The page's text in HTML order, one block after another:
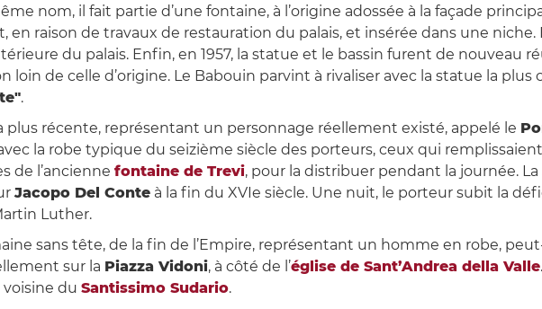
nom, il fait partie d’une fontaine, à l’origine adossée à la façade
raison de travaux de restauration du palais, et insérée dans une niche.
du palais. Enfin, en 1957, la statue et le bassin furent de nouveau
de celle d’origine. Le Babouin parvint à rivaliser avec la statue la plus
.
plus récente, représentant un personnage réellement existé, appelé le
la robe typique du seizième siècle des porteurs, ceux qui
de l’ancienne fontaine de Trevi, pour la distribuer pendant la journée.
Jacopo Del Conteà la fin du XVIe siècle. Une nuit, le porteur subit la
Luther.
sans tête, de la fin de l’Empire, représentant un homme en robe,
sur la Piazza Vidoni, à côté de l’église de Sant’Andrea della Valle
voisine du Santissimo Sudario.